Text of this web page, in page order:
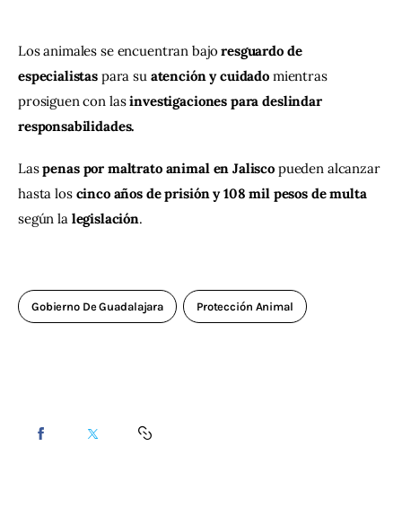
Los animales se encuentran bajo resguardo de
especialistas para su atención y cuidado mientras
prosiguen con las investigaciones para deslindar
responsabilidades.
Las penas por maltrato animal en Jalisco pueden alcanzar
hasta los cinco años de prisión y 108 mil pesos de multa
según la legislación.
Gobierno De Guadalajara Protección Animal